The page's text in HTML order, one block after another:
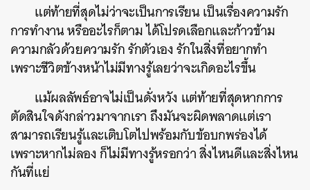
แต่ท้ายที่สุดไม่ว่าจะเป็นการเรียน เป็นเรื่องความรัก
การทำงาน หรืออะไรก็ตาม ได้โปรดเลือกและก้าวข้าม
ความกลัวด้วยความรัก รักตัวเอง รักในสิ่งที่อยากทำ
เพราะชีวิตข้างหน้าไม่มีทางรู้เลยว่าจะเกิดอะไรขึ้น
แม้ผลลัพธ์อาจไม่เป็นดั่งหวัง แต่ท้ายที่สุดหากการ
ตัดสินใจดังกล่าวมาจากเรา ถึงมันจะผิดพลาดแต่เรา
สามารถเรียนรู้และเติบโตไปพร้อมกับข้อบกพร่องได้
เพราะหากไม่ลอง ก็ไม่มีทางรู้หรอกว่า สิ่งไหนดีและสิ่งไหน
กันที่แย่